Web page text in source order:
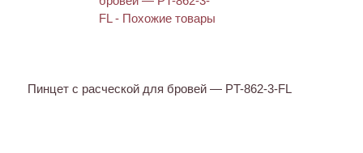
Пинцет с расческой для бровей — PT-862-3-FL